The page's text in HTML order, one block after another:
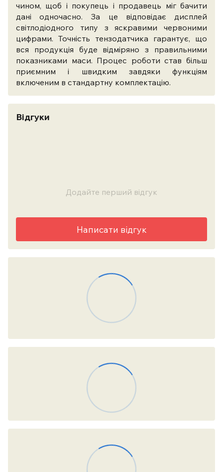
чином, щоб і покупець і продавець міг бачити
дані одночасно. За це відповідає дисплей
світлодіодного типу з яскравими червоними
цифрами. Точність тензодатчика гарантує, що
вся продукція буде відміряно з правильними
показниками маси. Процес роботи став більш
приємним і швидким завдяки функціям
включеним в стандартну комплектацію.
Відгуки
Додайте перший відгук
Написати відгук